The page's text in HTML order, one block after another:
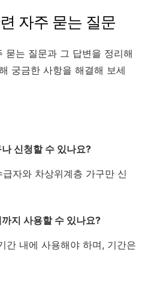
자주 묻는 질문
묻는 질문과 그 답변을 정리해
궁금한 사항을 해결해 보세
신청할 수 있나요?
자와 차상위계층 가구만 신
지 사용할 수 있나요?
간 내에 사용해야 하며, 기간은